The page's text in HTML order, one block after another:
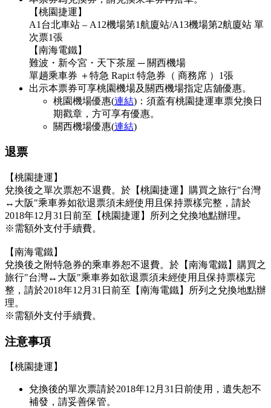
【桃園捷運】
A1台北車站 – A12機場第1航廈站/A13機場第2航廈站 單
次票1張
【南海電鐵】
難波・新今宮・天下茶屋 ─ 關西機場
單趟乘車券 ＋特急 Rapi:t 特急券（ 商務席 ）1張
出示本票券可享桃園機場及關西機場指定店舖優惠。
桃園機場優惠(連結)：須蓋有桃園捷運車票兌換日
期戳章，方可享有優惠。
關西機場優惠(連結)
退票
【桃園捷運】
兌換後之單次票恕不退費。於【桃園捷運】購買之旅行"台灣
↔大阪"乘車券如欲退票須未經使用且保持票樣完整，請於
2018年12月31日前至【桃園捷運】所列之兌換地點辦理｡
※需額外支付手續費。
【南海電鐵】
兌換後之附特急券的乘車券恕不退費。於【南海電鐵】購買之
旅行"台灣↔大阪"乘車券如欲退票須未經使用且保持票樣完
整，請於2018年12月31日前至【南海電鐵】所列之兌換地點辦
理。
※需額外支付手續費。
注意事項
【桃園捷運】
兌換後的單次票請於2018年12月31日前使用，遺失恕不
補發，請妥善保管。